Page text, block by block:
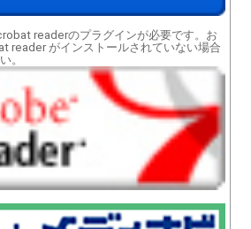
readerのプラグインが必要です。お
reader がインストールされていない場合
。